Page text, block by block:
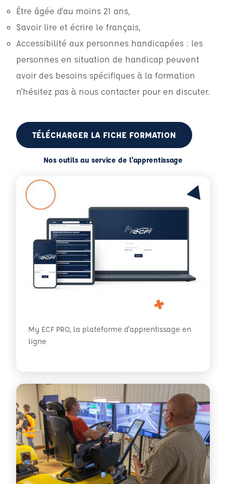
Être âgée d'au moins 21 ans,
Savoir lire et écrire le français,
Accessibilité aux personnes handicapées : les
personnes en situation de handicap peuvent
avoir des besoins spécifiques à la formation
n’hésitez pas à nous contacter pour en discuter.
TÉLÉCHARGER LA FICHE FORMATION
Nos outils au service de l'apprentissage
My ECF PRO, la plateforme d'apprentissage en
ligne